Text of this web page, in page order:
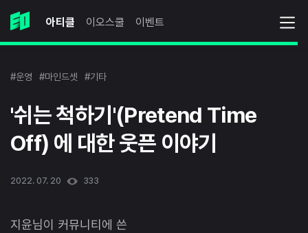
아티클 이오스쿨 이벤트
#운영 #마인드셋 #기타
'쉬는 척하기'(Pretend Time
Off) 에 대한 웃픈 이야기
2022. 07. 20 333
지윤님이 커뮤니티에 쓴